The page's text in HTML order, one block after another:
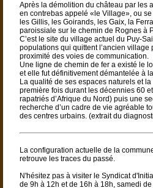
Après la démolition du château par les
en contrebas appelé «le Village», ou
les Gillis, les Goirands, les Gaix, la
paroissiale sur le chemin de Rognes à
C’est le site du village actuel du Puy-
populations qui quittent l’ancien
proximité des voies de communication.
Une ligne de chemin de fer a existé le
et elle fut définitivement démantelée à
La qualité de ses espaces naturels et
première fois durant les décennies 60
rapatriés d’Afrique du Nord) puis une
recherche d’un cadre de vie agréable
des centres urbains. (extrait du
La configuration actuelle de la
retrouve les traces du passé.
N'hésitez pas à visiter le Syndicat
de 9h à 12h et de 16h à 18h, samedi